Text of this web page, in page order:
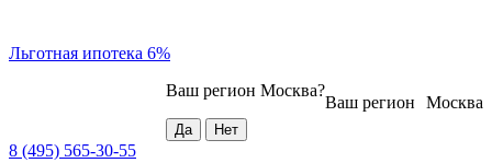
Льготная ипотека 6%
Москва
Ваш регион
Ваш регион Москва?
8 (495) 565-30-55